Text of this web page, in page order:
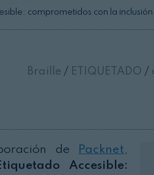
comprometidos con la
Braille / ETIQUETADO /
de Packnet ,
Accesible: